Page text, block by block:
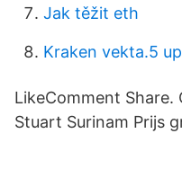
Jak těžit eth
Kraken vekta.5
LikeComment Share.
Stuart Surinam Prijs